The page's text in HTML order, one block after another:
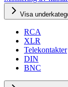
Visa
RCA
XLR
Telekontakter
DIN
BNC